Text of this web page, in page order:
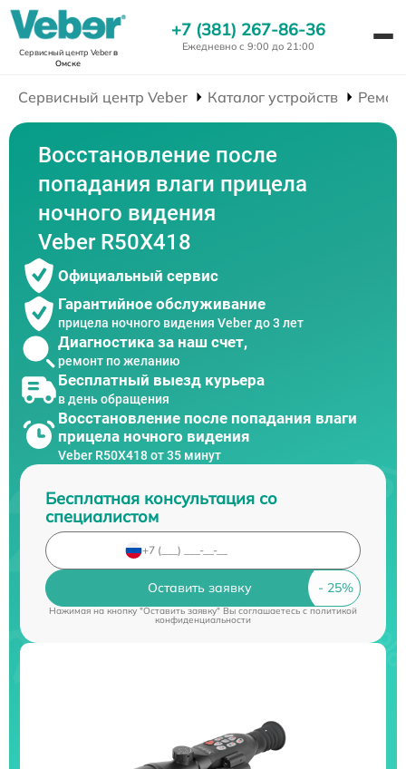
Сервисный центр Veberв
Омске
+7 (381) 267-86-36
Ежедневно с 9:00 до 21:00
Сервисный центр Veber Каталог устройств
Восстановление после
попадания влаги прицела
ночного видения
Veber R50X418
Официальный сервис
Гарантийное обслуживание
прицела ночного видения Veber до 3 лет
Диагностика за наш счет,
ремонт по желанию
Бесплатный выезд курьера
в день обращения
Восстановление после попадания влаги
прицела ночного видения
Veber R50X418 от 35 минут
Бесплатная консультация со
специалистом
Оставить заявку
Нажимая на кнопку "Оставить заявку" Вы соглашаетесь cполитикой
конфиденциальности